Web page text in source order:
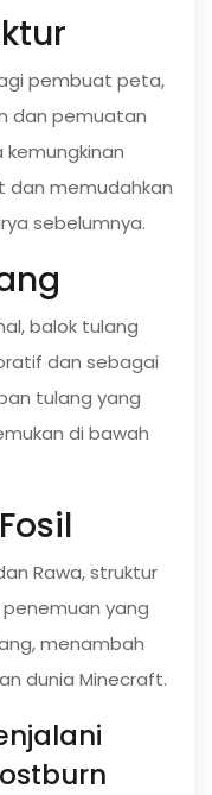
pembuat peta,
dan pemuatan
kemungkinan
dan memudahkan
sebelumnya.
balok tulang
dan sebagai
tulang yang
di bawah
Rawa, struktur
yang
menambah
dunia Minecraft.